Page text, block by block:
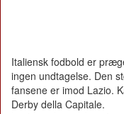
Italiensk fodbold er
ingen undtagelse. Den
fansene er imod Lazio.
Derby della Capitale.